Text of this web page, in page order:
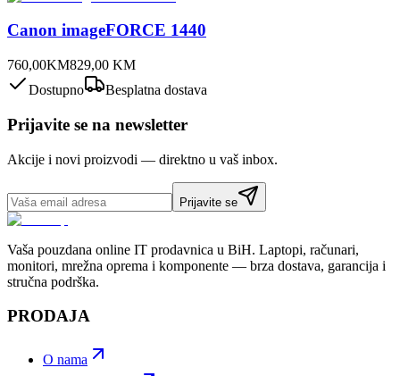
Canon imageFORCE 1440
760,00KM829,00 KM
Dostupno
Besplatna dostava
Prijavite se na newsletter
Akcije i novi proizvodi — direktno u vaš inbox.
Prijavite se
Vaša pouzdana online IT prodavnica u BiH. Laptopi, računari,
monitori, mrežna oprema i komponente — brza dostava, garancija i
stručna podrška.
PRODAJA
O nama